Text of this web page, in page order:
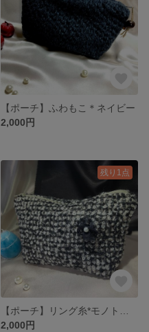
【ポーチ】ふわもこ＊ネイビー
2,000円
残り1点
2,000円